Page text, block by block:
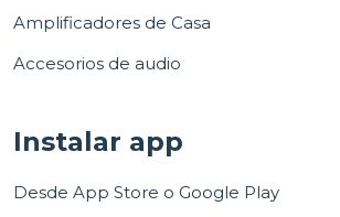
Amplificadores de Casa
Accesorios de audio
Instalar app
Desde App Store o Google Play